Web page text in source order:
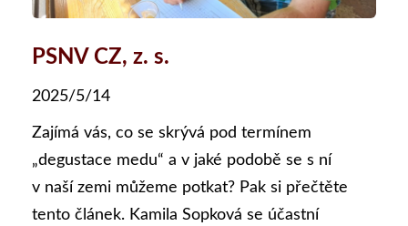
PSNV CZ, z. s.
2025/5/14
Zajímá vás, co se skrývá pod termínem
„degustace medu“ a v jaké podobě se s ní
v naší zemi můžeme potkat? Pak si přečtěte
tento článek. Kamila Sopková se účastní